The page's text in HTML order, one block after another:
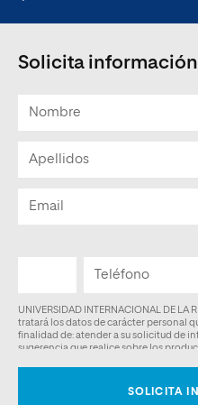
Solicita información